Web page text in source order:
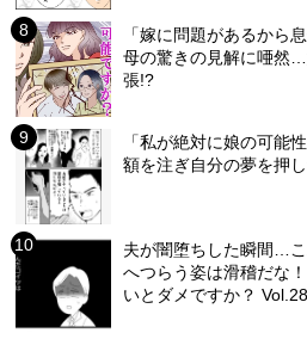
「嫁に問題があるから
母の驚きの見解に唖然
張!?
「私が絶対に娘の可能
額を注ぎ自分の夢を押
夫が闇堕ちした瞬間…
へつらう姿は滑稽だな
いとダメですか？ Vol.28